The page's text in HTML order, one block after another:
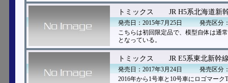
トミックス JR H5系北海道新
発売日：2015年7月25日
発売区分
こちらは初回限定品で、模型自体は通
となっている。
トミックス JR E5系東北新幹
発売日：2017年3月24日
発売区分
2016年から1号車と10号車にロゴマー